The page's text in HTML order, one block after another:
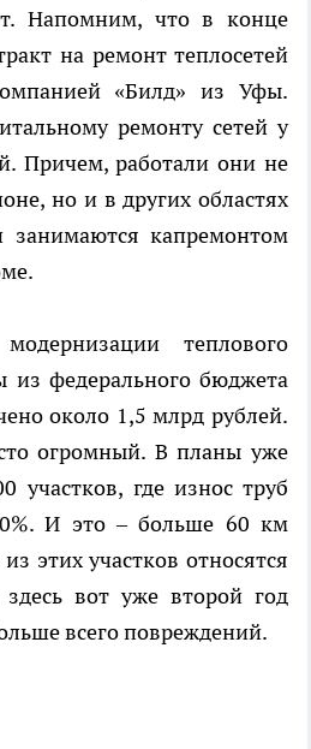
Напомним, что в конце
на ремонт теплосетей
«Билд» из Уфы.
ремонту сетей у
Причем, работали они не
но и в других областях
занимаются капремонтом
теплового
из федерального бюджета
около 1,5 млрд рублей.
огромный. В планы уже
участков, где износ труб
И это – больше 60 км
этих участков относятся
вот уже второй год
всего повреждений.